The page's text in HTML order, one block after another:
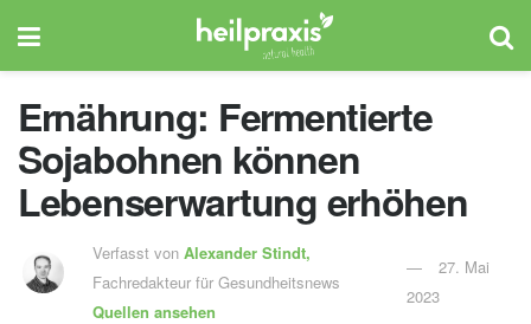
Ernährung: Fermentierte
Sojabohnen können
Lebenserwartung erhöhen
Verfasst vonAlexander Stindt,
Fachredakteur für Gesundheitsnews
Quellen ansehen
27. Mai
2023